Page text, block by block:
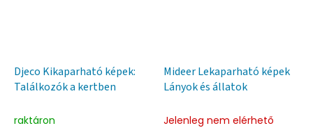
Djeco Kikaparható képek:
Találkozók a kertben
raktáron
Mideer Lekaparható képek
Lányok és állatok
Jelenleg nem elérhető